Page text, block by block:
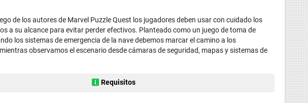
de los autores de Marvel Puzzle Quest los jugadores deben usar con cuidado los
a su alcance para evitar perder efectivos. Planteado como un juego de toma de
los sistemas de emergencia de la nave debemos marcar el camino a los
observamos el escenario desde cámaras de seguridad, mapas y sistemas de
Requisitos